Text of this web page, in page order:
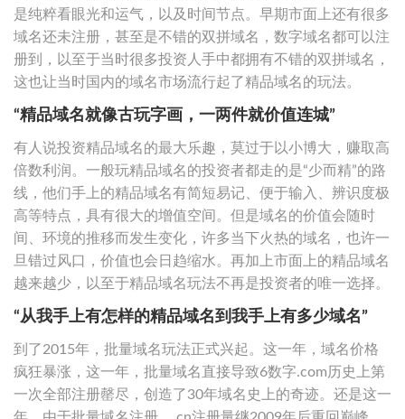
是纯粹看眼光和运气，以及时间节点。早期市面上还有很多
域名还未注册，甚至是不错的双拼域名，数字域名都可以注
册到，以至于当时很多投资人手中都拥有不错的双拼域名，
这也让当时国内的域名市场流行起了精品域名的玩法。
“精品域名就像古玩字画，一两件就价值连城”
有人说投资精品域名的最大乐趣，莫过于以小博大，赚取高
倍数利润。一般玩精品域名的投资者都走的是“少而精”的路
线，他们手上的精品域名有简短易记、便于输入、辨识度极
高等特点，具有很大的增值空间。但是域名的价值会随时
间、环境的推移而发生变化，许多当下火热的域名，也许一
旦错过风口，价值也会日趋缩水。再加上市面上的精品域名
越来越少，以至于精品域名玩法不再是投资者的唯一选择。
“从我手上有怎样的精品域名到我手上有多少域名”
到了2015年，批量域名玩法正式兴起。这一年，域名价格
疯狂暴涨，这一年，批量域名直接导致6数字.com历史上第
一次全部注册罄尽，创造了30年域名史上的奇迹。还是这一